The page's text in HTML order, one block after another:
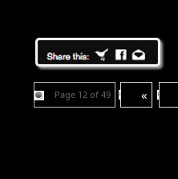
Page 12 of 49 «